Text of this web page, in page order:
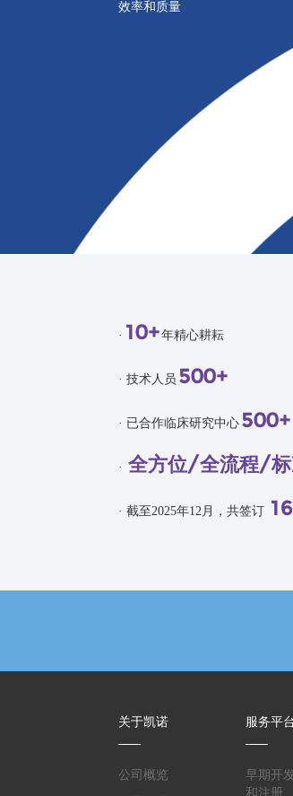
效率和质量
· 10+年精心耕耘
· 技术人员 500+
· 已合作临床研究中心 500+
· 全方位/全流程/
· 截至2025年12月，共签订
关于凯诺
公司概览
服务平
早期开